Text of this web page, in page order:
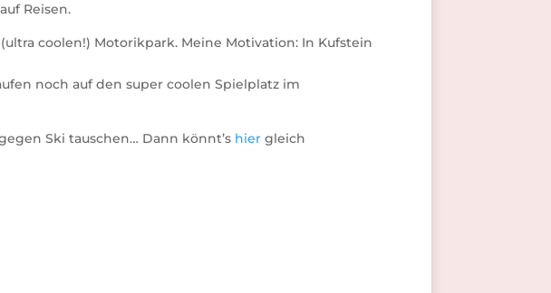
Reisen.
coolen!) Motorikpark. Meine Motivation: In Kufstein
noch auf den super coolen Spielplatz im
Ski tauschen… Dann könnt’s hier gleich